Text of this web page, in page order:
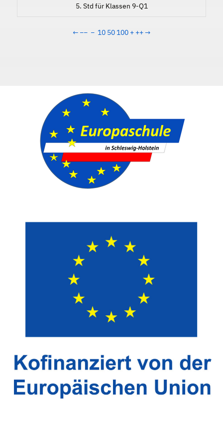
5. Std für Klassen 9-Q1
← −− − 10 50 100 + ++→